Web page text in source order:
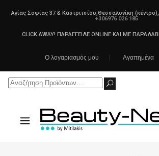
Αγίας Σοφίας 37 & Καστριτσίου,Θεσσαλονίκη
+306976 026 185
CLICK AWAY! ΠΑΡΑΓΓΕΙΛΕ ONLINE ΚΑΙ ΜΕ
Ο λογαριασμός μου Αγαπημένα
Search